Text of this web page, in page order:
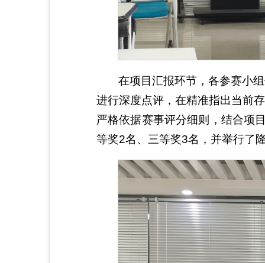
在项目汇报环节，各参赛小
进行深度点评，在精准指出当前
严格依据赛事评分细则，结合项
等奖2名、三等奖3名，并举行了